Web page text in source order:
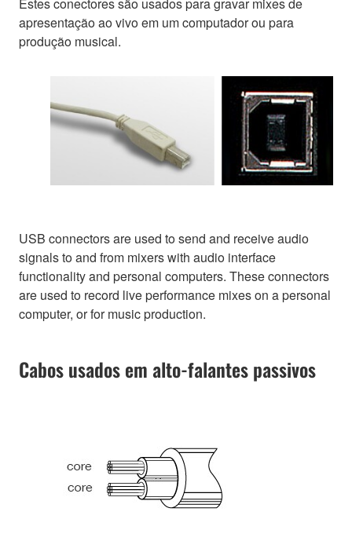
apresentação ao vivo em um computador ou para
produção musical.
USB connectors are used to send and receive audio
signals to and from mixers with audio interface
functionality and personal computers. These connectors
are used to record live performance mixes on a personal
computer, or for music production.
Cabos usados em alto-falantes passivos